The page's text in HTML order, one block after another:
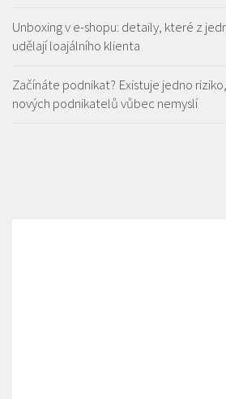
Unboxing v e-shopu: detaily, které z
udělají loajálního klienta
Začínáte podnikat? Existuje jedno
nových podnikatelů vůbec nemyslí